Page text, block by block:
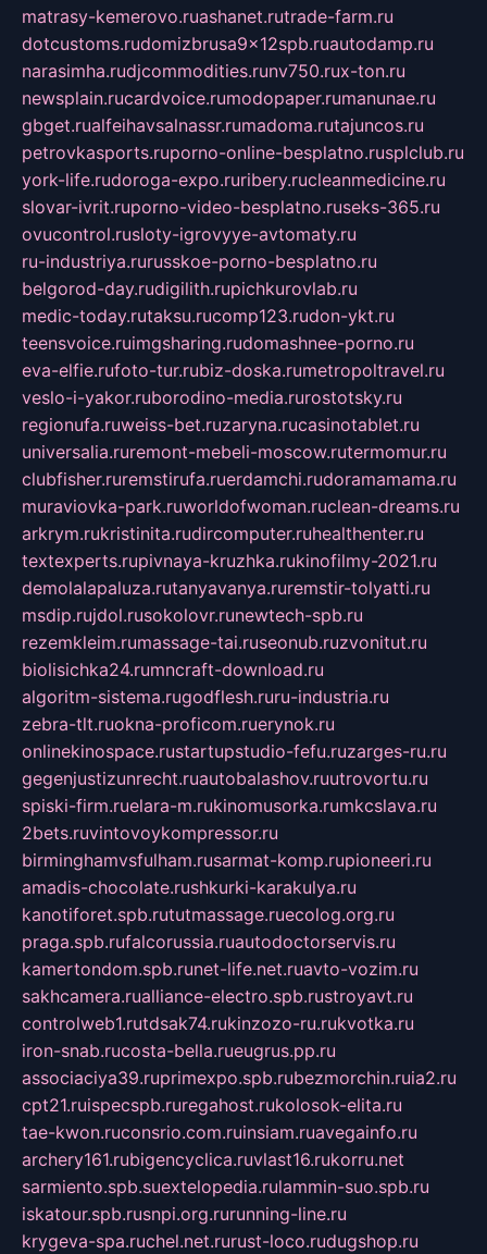
matrasy-kemerovo.ruashanet.rutrade-farm.ru
dotcustoms.rudomizbrusa9x12spb.ruautodamp.ru
narasimha.rudjcommodities.runv750.rux-ton.ru
newsplain.rucardvoice.rumodopaper.rumanunae.ru
gbget.rualfeihavsalnassr.rumadoma.rutajuncos.ru
petrovkasports.ruporno-online-besplatno.rusplclub.ru
york-life.rudoroga-expo.ruribery.rucleanmedicine.ru
slovar-ivrit.ruporno-video-besplatno.ruseks-365.ru
ovucontrol.rusloty-igrovyye-avtomaty.ru
ru-industriya.rurusskoe-porno-besplatno.ru
belgorod-day.rudigilith.rupichkurovlab.ru
medic-today.rutaksu.rucomp123.rudon-ykt.ru
teensvoice.ruimgsharing.rudomashnee-porno.ru
eva-elfie.rufoto-tur.rubiz-doska.rumetropoltravel.ru
veslo-i-yakor.ruborodino-media.rurostotsky.ru
regionufa.ruweiss-bet.ruzaryna.rucasinotablet.ru
universalia.ruremont-mebeli-moscow.rutermomur.ru
clubfisher.ruremstirufa.ruerdamchi.rudoramamama.ru
muraviovka-park.ruworldofwoman.ruclean-dreams.ru
arkrym.rukristinita.rudircomputer.ruhealthenter.ru
textexperts.rupivnaya-kruzhka.rukinofilmy-2021.ru
demolalapaluza.rutanyavanya.ruremstir-tolyatti.ru
msdip.rujdol.rusokolovr.runewtech-spb.ru
rezemkleim.rumassage-tai.ruseonub.ruzvonitut.ru
biolisichka24.rumncraft-download.ru
algoritm-sistema.rugodflesh.ruru-industria.ru
zebra-tlt.ruokna-proficom.ruerynok.ru
onlinekinospace.rustartupstudio-fefu.ruzarges-ru.ru
gegenjustizunrecht.ruautobalashov.ruutrovortu.ru
spiski-firm.ruelara-m.rukinomusorka.rumkcslava.ru
2bets.ruvintovoykompressor.ru
birminghamvsfulham.rusarmat-komp.rupioneeri.ru
amadis-chocolate.rushkurki-karakulya.ru
kanotiforet.spb.rututmassage.ruecolog.org.ru
praga.spb.rufalcorussia.ruautodoctorservis.ru
kamertondom.spb.runet-life.net.ruavto-vozim.ru
sakhcamera.rualliance-electro.spb.rustroyavt.ru
controlweb1.rutdsak74.rukinzozo-ru.rukvotka.ru
iron-snab.rucosta-bella.rueugrus.pp.ru
associaciya39.ruprimexpo.spb.rubezmorchin.ruia2.ru
cpt21.ruispecspb.ruregahost.rukolosok-elita.ru
tae-kwon.ruconsrio.com.ruinsiam.ruavegainfo.ru
archery161.rubigencyclica.ruvlast16.rukorru.net
sarmiento.spb.suextelopedia.rulammin-suo.spb.ru
iskatour.spb.rusnpi.org.rurunning-line.ru
krygeva-spa.ruchel.net.rurust-loco.rudugshop.ru